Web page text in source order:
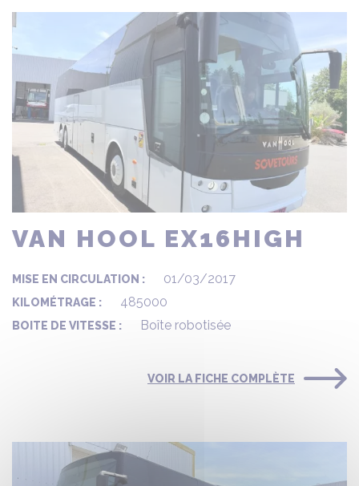
VAN HOOL EX16HIGH
MISE EN CIRCULATION : 01/03/2017
KILOMÉTRAGE : 485000
BOITE DE VITESSE : Boîte robotisée
VOIR LA FICHE COMPLÈTE